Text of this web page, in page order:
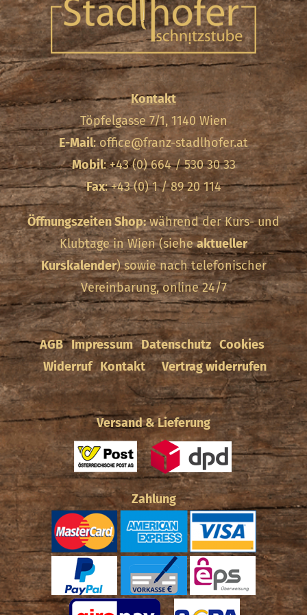
Kontakt
Töpfelgasse 7/1, 1140 Wien
E-Mail:office@franz-stadlhofer.at
Mobil: +43 (0) 664 / 530 30 33
Fax: +43 (0) 1 / 89 20 114
Öffnungszeiten Shop:während der Kurs- und
Klubtage in Wien (sieheaktueller
Kurskalender) sowie nach telefonischer
Vereinbarung, online 24/7
AGB Impressum Datenschutz Cookies
Widerruf Kontakt Vertrag widerrufen
Versand & Lieferung
Zahlung